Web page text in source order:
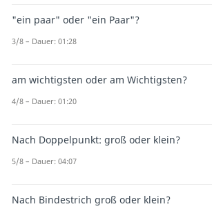
"ein paar" oder "ein Paar"?
3/8 – Dauer: 01:28
am wichtigsten oder am Wichtigsten?
4/8 – Dauer: 01:20
Nach Doppelpunkt: groß oder klein?
5/8 – Dauer: 04:07
Nach Bindestrich groß oder klein?